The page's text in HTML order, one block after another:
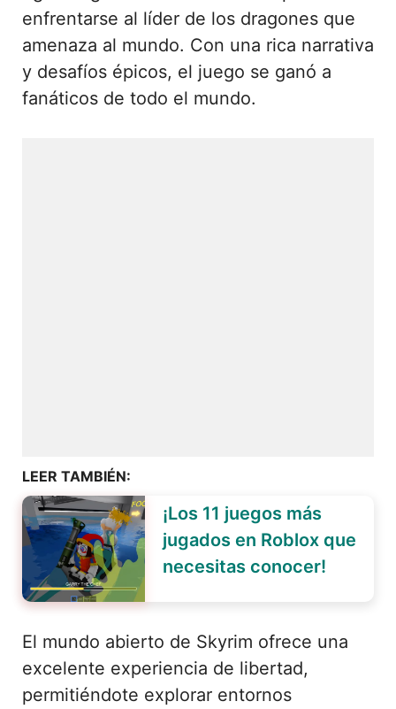
enfrentarse al líder de los dragones que
amenaza al mundo. Con una rica narrativa
y desafíos épicos, el juego se ganó a
fanáticos de todo el mundo.
LEER TAMBIÉN:
¡Los 11 juegos más
jugados en Roblox que
necesitas conocer!
El mundo abierto de Skyrim ofrece una
excelente experiencia de libertad,
permitiéndote explorar entornos